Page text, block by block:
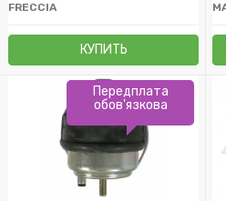
FRECCIA
КУПИТЬ
Передплата
обов'язкова